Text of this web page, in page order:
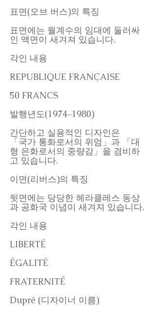
표면(오브 버스)의 특징
표면에는 월계수의 임대에 둘러싸
인 액면이 새겨져 있습니다.
각인 내용
REPUBLIQUE FRANÇAISE
50 FRANCS
발행년도(1974–1980)
간단하고 실용적인 디자인은
「국가 통화로서의 위엄」과 「대
형 은화로서의 중량감」을 겸비하
고 있습니다.
이면(리버스)의 특징
뒷면에는 당당한 헤라클레스 동상
과 공화국 이념이 새겨져 있습니다.
각인 내용
LIBERTÉ
ÉGALITÉ
FRATERNITÉ
Dupré (디자이너 이름)